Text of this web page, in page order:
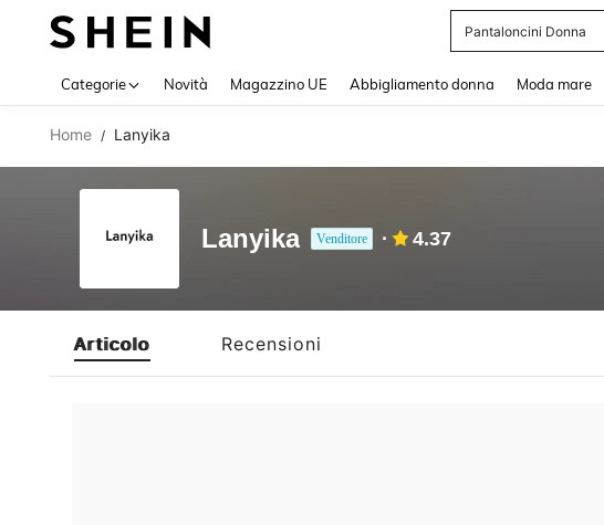
Pantaloncini Donna
Categorie Novità Magazzino UE Abbigliamento donna Moda mare
Home / Lanyika
Lanyika Venditore 4.37
Articolo Recensioni